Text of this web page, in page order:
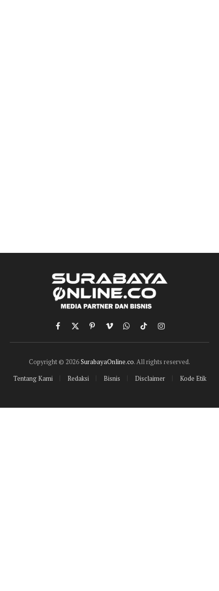
Facebook
X
(Twitter)
PinterestVimeoWhatsApp
TikTokInstagram
Copyright © 2026SurabayaOnline.co. All rights reserved.
Tentang Kami
Redaksi Bisnis Disclaimer Kode Etik